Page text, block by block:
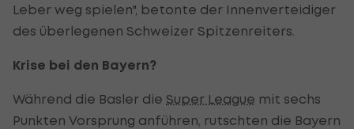
Leber weg spielen", betonte der Innenverteidiger
des überlegenen Schweizer Spitzenreiters.
Krise bei den Bayern?
Während die Basler die Super League mit sechs
Punkten Vorsprung anführen, rutschten die Bayern